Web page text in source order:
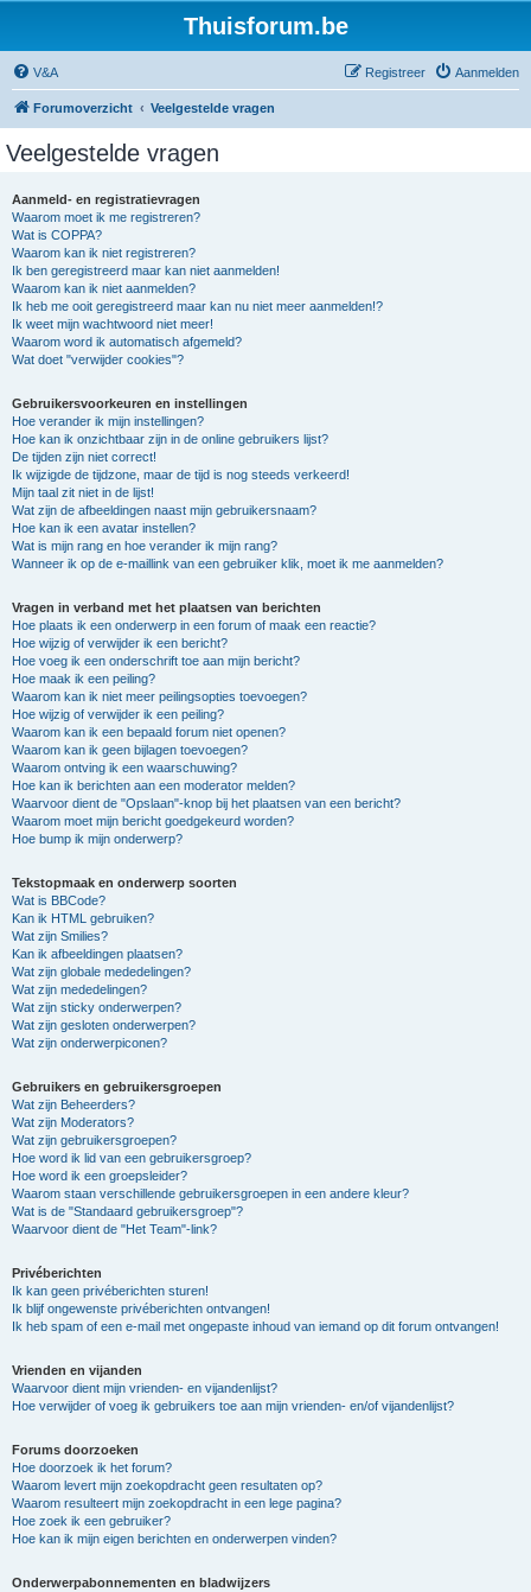
Thuisforum.be
V&A Aanmelden
Registreer
Forumoverzicht Veelgestelde vragen
Veelgestelde vragen
Aanmeld- en registratievragen
Waarom moet ik me registreren?
Wat is COPPA?
Waarom kan ik niet registreren?
Ik ben geregistreerd maar kan niet aanmelden!
Waarom kan ik niet aanmelden?
Ik heb me ooit geregistreerd maar kan nu niet meer aanmelden!?
Ik weet mijn wachtwoord niet meer!
Waarom word ik automatisch afgemeld?
Wat doet "verwijder cookies"?
Gebruikersvoorkeuren en instellingen
Hoe verander ik mijn instellingen?
Hoe kan ik onzichtbaar zijn in de online gebruikers lijst?
De tijden zijn niet correct!
Ik wijzigde de tijdzone, maar de tijd is nog steeds verkeerd!
Mijn taal zit niet in de lijst!
Wat zijn de afbeeldingen naast mijn gebruikersnaam?
Hoe kan ik een avatar instellen?
Wat is mijn rang en hoe verander ik mijn rang?
Wanneer ik op de e-maillink van een gebruiker klik, moet ik me aanmelden?
Vragen in verband met het plaatsen van berichten
Hoe plaats ik een onderwerp in een forum of maak een reactie?
Hoe wijzig of verwijder ik een bericht?
Hoe voeg ik een onderschrift toe aan mijn bericht?
Hoe maak ik een peiling?
Waarom kan ik niet meer peilingsopties toevoegen?
Hoe wijzig of verwijder ik een peiling?
Waarom kan ik een bepaald forum niet openen?
Waarom kan ik geen bijlagen toevoegen?
Waarom ontving ik een waarschuwing?
Hoe kan ik berichten aan een moderator melden?
Waarvoor dient de "Opslaan"-knop bij het plaatsen van een bericht?
Waarom moet mijn bericht goedgekeurd worden?
Hoe bump ik mijn onderwerp?
Tekstopmaak en onderwerp soorten
Wat is BBCode?
Kan ik HTML gebruiken?
Wat zijn Smilies?
Kan ik afbeeldingen plaatsen?
Wat zijn globale mededelingen?
Wat zijn mededelingen?
Wat zijn sticky onderwerpen?
Wat zijn gesloten onderwerpen?
Wat zijn onderwerpiconen?
Gebruikers en gebruikersgroepen
Wat zijn Beheerders?
Wat zijn Moderators?
Wat zijn gebruikersgroepen?
Hoe word ik lid van een gebruikersgroep?
Hoe word ik een groepsleider?
Waarom staan verschillende gebruikersgroepen in een andere kleur?
Wat is de "Standaard gebruikersgroep"?
Waarvoor dient de "Het Team"-link?
Privéberichten
Ik kan geen privéberichten sturen!
Ik blijf ongewenste privéberichten ontvangen!
Ik heb spam of een e-mail met ongepaste inhoud van iemand op dit forum ontvangen!
Vrienden en vijanden
Waarvoor dient mijn vrienden- en vijandenlijst?
Hoe verwijder of voeg ik gebruikers toe aan mijn vrienden- en/of vijandenlijst?
Forums doorzoeken
Hoe doorzoek ik het forum?
Waarom levert mijn zoekopdracht geen resultaten op?
Waarom resulteert mijn zoekopdracht in een lege pagina?
Hoe zoek ik een gebruiker?
Hoe kan ik mijn eigen berichten en onderwerpen vinden?
Onderwerpabonnementen en bladwijzers